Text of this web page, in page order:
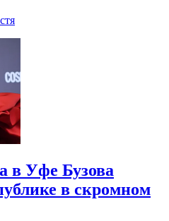
в Уфе Бузова
в скромном